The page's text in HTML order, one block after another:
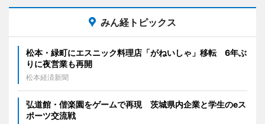
みん経トピックス
松本・緑町にエスニック料理店「がねいしゃ」移転 6年ぶ
りに夜営業も再開
松本経済新聞
弘道館・偕楽園をゲームで再現 茨城県内企業と学生のeス
ポーツ交流戦